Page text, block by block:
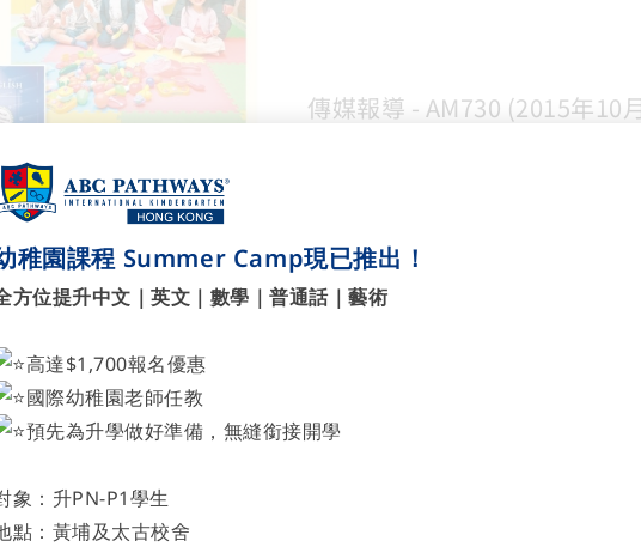
傳媒報導 - AM730 (2015年10
了解更多
稚園課程 Summer Camp現已推出！
方位提升中文｜英文｜數學｜普通話｜藝術
高達$1,700報名優惠
國際幼稚園老師任教
預先為升學做好準備，無縫銜接開學
象：升PN-P1學生
點：黃埔及太古校舍